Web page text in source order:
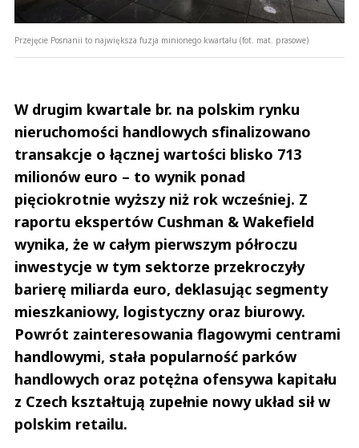
Przejęcie Posnanii to największa fuzja minionego kwartału (fot. mat. prasowe)
W drugim kwartale br. na polskim rynku
nieruchomości handlowych sfinalizowano
transakcje o łącznej wartości blisko 713
milionów euro – to wynik ponad
pięciokrotnie wyższy niż rok wcześniej. Z
raportu ekspertów Cushman & Wakefield
wynika, że w całym pierwszym półroczu
inwestycje w tym sektorze przekroczyły
barierę miliarda euro, deklasując segmenty
mieszkaniowy, logistyczny oraz biurowy.
Powrót zainteresowania flagowymi centrami
handlowymi, stała popularność parków
handlowych oraz potężna ofensywa kapitału
z Czech kształtują zupełnie nowy układ sił w
polskim retailu.